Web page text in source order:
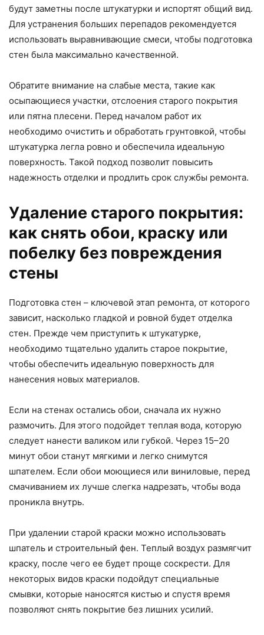
будут заметны после штукатурки и испортят общий вид.
Для устранения больших перепадов рекомендуется
использовать выравнивающие смеси, чтобы подготовка
стен была максимально качественной.
Обратите внимание на слабые места, такие как
осыпающиеся участки, отслоения старого покрытия
или пятна плесени. Перед началом работ их
необходимо очистить и обработать грунтовкой, чтобы
штукатурка легла ровно и обеспечила идеальную
поверхность. Такой подход позволит повысить
надежность отделки и продлить срок службы ремонта.
Удаление старого покрытия:
как снять обои, краску или
побелку без повреждения
стены
Подготовка стен – ключевой этап ремонта, от которого
зависит, насколько гладкой и ровной будет отделка
стен. Прежде чем приступить к штукатурке,
необходимо тщательно удалить старое покрытие,
чтобы обеспечить идеальную поверхность для
нанесения новых материалов.
Если на стенах остались обои, сначала их нужно
размочить. Для этого подойдет теплая вода, которую
следует нанести валиком или губкой. Через 15–20
минут обои станут мягкими и легко снимутся
шпателем. Если обои моющиеся или виниловые, перед
смачиванием их лучше слегка надрезать, чтобы вода
проникла внутрь.
При удалении старой краски можно использовать
шпатель и строительный фен. Теплый воздух размягчит
краску, после чего ее будет проще соскрести. Для
некоторых видов краски подойдут специальные
смывки, которые наносятся кистью и спустя время
позволяют снять покрытие без лишних усилий.